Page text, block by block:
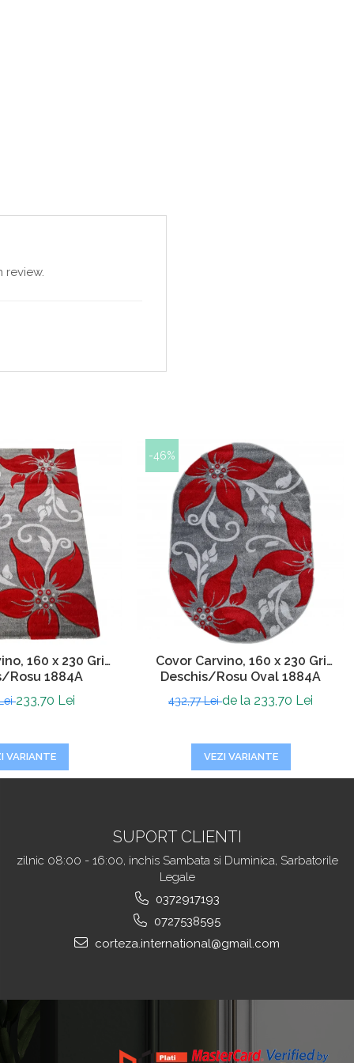
review.
160 x 230 Gri
Rosu 1884A
233,70 Lei
VARIANTE
-46%
Covor Carvino, 160 x 230 Gri
Deschis/Rosu Oval 1884A
432,77 Leide la 233,70 Lei
VEZI VARIANTE
SUPORT CLIENTI
zilnic 08:00 - 16:00, inchis Sambata si Duminica, Sarbatorile
Legale
0372917193
0727538595
corteza.international@gmail.com